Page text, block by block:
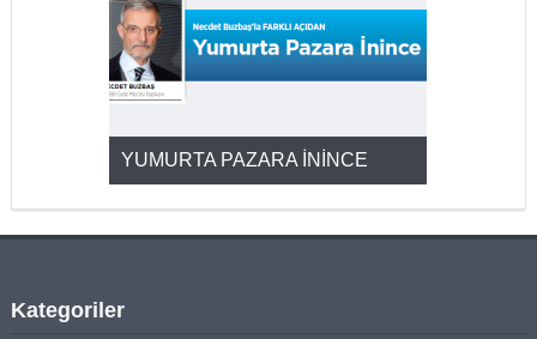
YUMURTA PAZARA İNİNCE
Kategoriler